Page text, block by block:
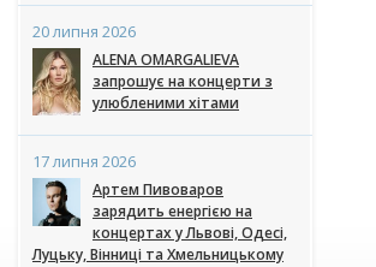
20 липня 2026
ALENA OMARGALIEVA
запрошує на концерти з
улюбленими хітами
17 липня 2026
Артем Пивоваров
зарядить енергією на
концертах у Львові, Одесі,
Луцьку, Вінниці та Хмельницькому